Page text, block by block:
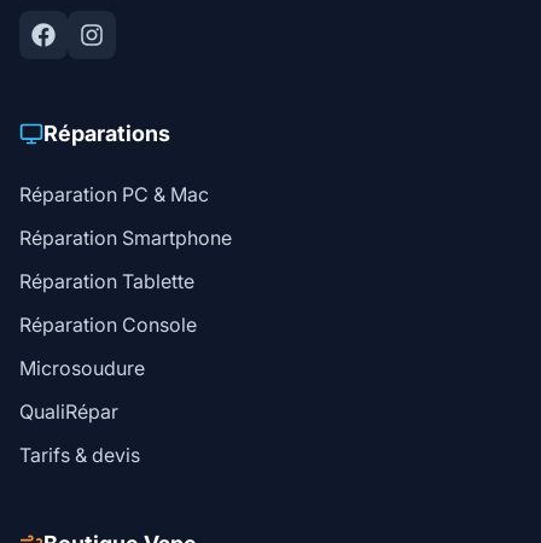
Réparations
Réparation PC & Mac
Réparation Smartphone
Réparation Tablette
Réparation Console
Microsoudure
QualiRépar
Tarifs & devis